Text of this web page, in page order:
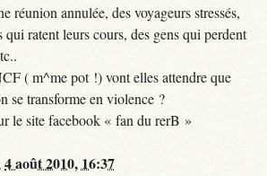
réunion annulée, des voyageurs stressés,
qui ratent leurs cours, des gens qui perdent
( m^me pot !) vont elles attendre que
se transforme en violence ?
le site facebook « fan du rerB »
4 août 2010, 16:37